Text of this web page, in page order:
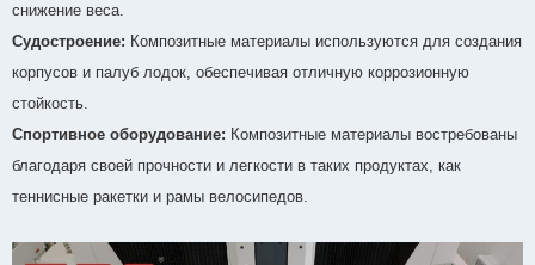
снижение веса.
Судостроение: Композитные материалы используются для создания
корпусов и палуб лодок, обеспечивая отличную коррозионную
стойкость.
Спортивное оборудование: Композитные материалы востребованы
благодаря своей прочности и легкости в таких продуктах, как
теннисные ракетки и рамы велосипедов.